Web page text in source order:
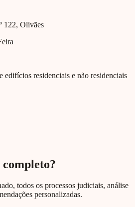
122, Olivães
edifícios residenciais e não residenciais
todos os processos judiciais, análise
personalizadas.